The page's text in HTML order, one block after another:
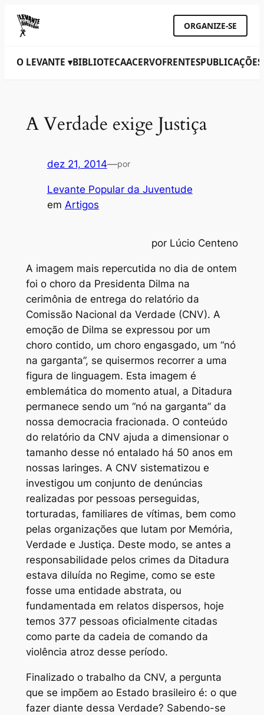
ORGANIZE-SE
O LEVANTE ▾BIBLIOTECAACERVOFRENTESPUBLICAÇÕES
A Verdade exige Justiça
dez 21, 2014—por
Levante Popular da Juventude
em Artigos
por Lúcio Centeno
A imagem mais repercutida no dia de ontem
foi o choro da Presidenta Dilma na
cerimônia de entrega do relatório da
Comissão Nacional da Verdade (CNV). A
emoção de Dilma se expressou por um
choro contido, um choro engasgado, um “nó
na garganta”, se quisermos recorrer a uma
figura de linguagem. Esta imagem é
emblemática do momento atual, a Ditadura
permanece sendo um “nó na garganta” da
nossa democracia fracionada. O conteúdo
do relatório da CNV ajuda a dimensionar o
tamanho desse nó entalado há 50 anos em
nossas laringes. A CNV sistematizou e
investigou um conjunto de denúncias
realizadas por pessoas perseguidas,
torturadas, familiares de vítimas, bem como
pelas organizações que lutam por Memória,
Verdade e Justiça. Deste modo, se antes a
responsabilidade pelos crimes da Ditadura
estava diluída no Regime, como se este
fosse uma entidade abstrata, ou
fundamentada em relatos dispersos, hoje
temos 377 pessoas oficialmente citadas
como parte da cadeia de comando da
violência atroz desse período.
Finalizado o trabalho da CNV, a pergunta
que se impõem ao Estado brasileiro é: o que
fazer diante dessa Verdade? Sabendo-se